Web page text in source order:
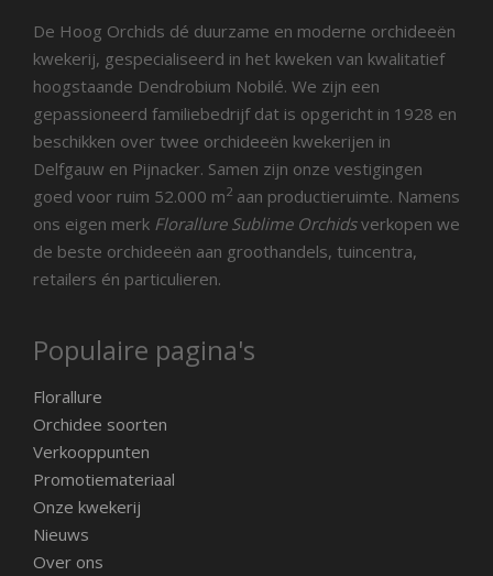
De Hoog Orchids dé duurzame en moderne orchideeën
kwekerij, gespecialiseerd in het kweken van kwalitatief
hoogstaande Dendrobium Nobilé. We zijn een
gepassioneerd familiebedrijf dat is opgericht in 1928 en
beschikken over twee orchideeën kwekerijen in
Delfgauw en Pijnacker. Samen zijn onze vestigingen
goed voor ruim 52.000 m2 aan productieruimte. Namens
ons eigen merk Florallure Sublime Orchidsverkopen we
de beste orchideeën aan groothandels, tuincentra,
retailers én particulieren.
Populaire pagina's
Florallure
Orchidee soorten
Verkooppunten
Promotiemateriaal
Onze kwekerij
Nieuws
Over ons